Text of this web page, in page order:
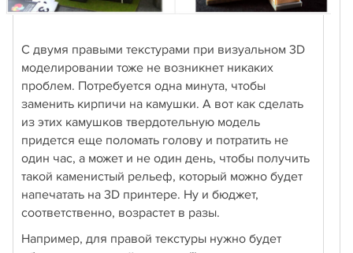
С двумя правыми текстурами при визуальном 3D
моделировании тоже не возникнет никаких
проблем. Потребуется одна минута, чтобы
заменить кирпичи на камушки. А вот как сделать
из этих камушков твердотельную модель
придется еще поломать голову и потратить не
один час, а может и не один день, чтобы получить
такой каменистый рельеф, который можно будет
напечатать на 3D принтере. Ну и бюджет,
соответственно, возрастет в разы.
Например, для правой текстуры нужно будет